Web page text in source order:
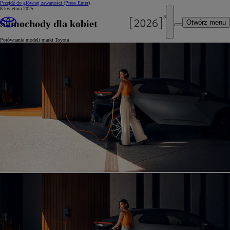
Przejdź do głównej zawartości (Press Enter)
Otwórz menu
8 kwietnia 2025
Samochody dla kobiet
Porównanie modeli marki Toyota